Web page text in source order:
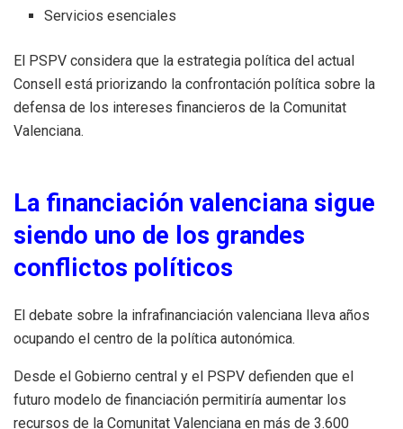
Servicios esenciales
El PSPV considera que la estrategia política del actual
Consell está priorizando la confrontación política sobre la
defensa de los intereses financieros de la Comunitat
Valenciana.
La financiación valenciana sigue
siendo uno de los grandes
conflictos políticos
El debate sobre la infrafinanciación valenciana lleva años
ocupando el centro de la política autonómica.
Desde el Gobierno central y el PSPV defienden que el
futuro modelo de financiación permitiría aumentar los
recursos de la Comunitat Valenciana en más de 3.600